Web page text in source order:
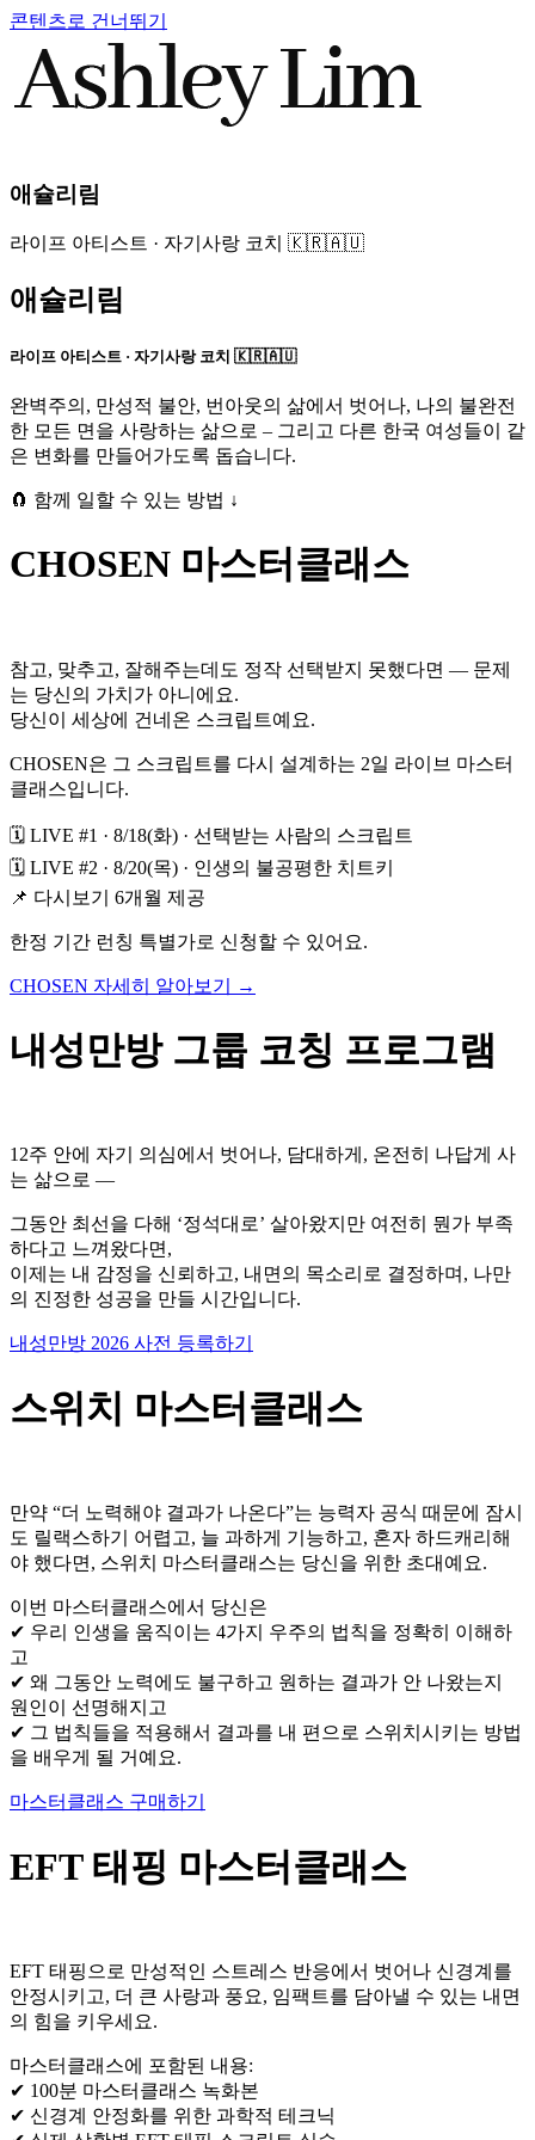
콘텐츠로 건너뛰기
애슐리림
라이프 아티스트 · 자기사랑 코치 🇰🇷🇦🇺
애슐리림
라이프 아티스트 · 자기사랑 코치 🇰🇷🇦🇺
완벽주의, 만성적 불안, 번아웃의 삶에서 벗어나, 나의 불완전
한 모든 면을 사랑하는 삶으로 – 그리고 다른 한국 여성들이 같
은 변화를 만들어가도록 돕습니다.
🧲 함께 일할 수 있는 방법 ↓
CHOSEN 마스터클래스
참고, 맞추고, 잘해주는데도 정작 선택받지 못했다면 — 문제
는 당신의 가치가 아니에요.
당신이 세상에 건네온 스크립트예요.
CHOSEN은 그 스크립트를 다시 설계하는 2일 라이브 마스터
클래스입니다.
🗓 LIVE #1 · 8/18(화) · 선택받는 사람의 스크립트
🗓 LIVE #2 · 8/20(목) · 인생의 불공평한 치트키
📌 다시보기 6개월 제공
한정 기간 런칭 특별가로 신청할 수 있어요.
CHOSEN 자세히 알아보기 →
내성만방 그룹 코칭 프로그램
12주 안에 자기 의심에서 벗어나, 담대하게, 온전히 나답게 사
는 삶으로 —
그동안 최선을 다해 ‘정석대로’ 살아왔지만 여전히 뭔가 부족
하다고 느껴왔다면,
이제는 내 감정을 신뢰하고, 내면의 목소리로 결정하며, 나만
의 진정한 성공을 만들 시간입니다.
내성만방 2026 사전 등록하기
스위치 마스터클래스
만약 “더 노력해야 결과가 나온다”는 능력자 공식 때문에 잠시
도 릴랙스하기 어렵고, 늘 과하게 기능하고, 혼자 하드캐리해
야 했다면, 스위치 마스터클래스는 당신을 위한 초대예요.
이번 마스터클래스에서 당신은
✔ 우리 인생을 움직이는 4가지 우주의 법칙을 정확히 이해하
고
✔ 왜 그동안 노력에도 불구하고 원하는 결과가 안 나왔는지
원인이 선명해지고
✔ 그 법칙들을 적용해서 결과를 내 편으로 스위치시키는 방법
을 배우게 될 거예요.
마스터클래스 구매하기
EFT 태핑 마스터클래스
EFT 태핑으로 만성적인 스트레스 반응에서 벗어나 신경계를
안정시키고, 더 큰 사랑과 풍요, 임팩트를 담아낼 수 있는 내면
의 힘을 키우세요.
마스터클래스에 포함된 내용:
✔ 100분 마스터클래스 녹화본
✔ 신경계 안정화를 위한 과학적 테크닉